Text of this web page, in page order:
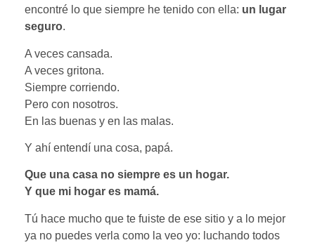
encontré lo que siempre he tenido con ella: un lugar
seguro.
A veces cansada.
A veces gritona.
Siempre corriendo.
Pero con nosotros.
En las buenas y en las malas.
Y ahí entendí una cosa, papá.
Que una casa no siempre es un hogar.
Y que mi hogar es mamá.
Tú hace mucho que te fuiste de ese sitio y a lo mejor
ya no puedes verla como la veo yo: luchando todos